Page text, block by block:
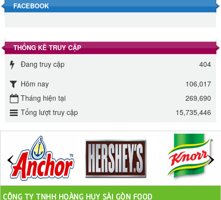
Đường phèn Long An bao 10kg
Đường mía thiên nhiên Biên Hòa gói 1kg
ĐƯỜNG SẠCH CÔ BA BIÊN HÒA 1KG
27.000 VND
Đường cát trắng An Khê bao 50kg
1.100.000 VND
FACEBOOK
THỐNG KÊ TRUY CẬP
Đang truy cập
404
Hôm nay
106,017
Tháng hiện tại
269,690
Tổng lượt truy cập
15,735,446
CÔNG TY TNHH HOÀNG HUY SÀI GÒN FOOD